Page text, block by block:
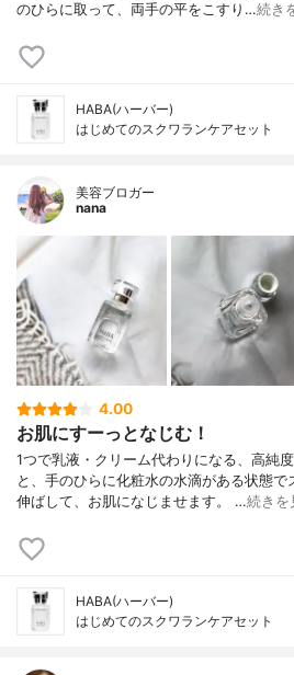
のひらに取って、両手の平をこすり…続き
HABA(ハーバー)
はじめてのスクワランケアセット
美容ブロガー
nana
4.00
お肌にすーっとなじむ！
1つで乳液・クリーム代わりになる、高純
と、手のひらに化粧水の水滴がある状態で
伸ばして、お肌になじませます。 …続きを
HABA(ハーバー)
はじめてのスクワランケアセット